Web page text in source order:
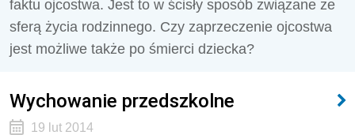
faktu ojcostwa. Jest to w ścisły sposób związane ze
sferą życia rodzinnego. Czy zaprzeczenie ojcostwa
jest możliwe także po śmierci dziecka?
Wychowanie przedszkolne
19 lut 2014